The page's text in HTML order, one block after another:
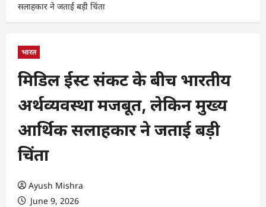
सलाहकार ने जताई बड़ी चिंता
भारत
मिडिल ईस्ट संकट के बीच भारतीय
अर्थव्यवस्था मजबूत, लेकिन मुख्य
आर्थिक सलाहकार ने जताई बड़ी
चिंता
Ayush Mishra
June 9, 2026